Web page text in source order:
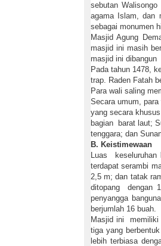
sebutan
agama Islam, dan
sebagai monumen
Masjid Agung
masjid ini masih
masjid ini dibangun
Pada tahun 1478,
trap. Raden Fatah
Para wali saling
Secara umum,
yang secara
bagian barat laut;
tenggara; dan
B. Keistimewaan
Luas keseluruhan
terdapat serambi
2,5 m; dan tatak
ditopang dengan
penyangga
berjumlah 16 buah.
Masjid ini memiliki
tiga yang
lebih terbiasa